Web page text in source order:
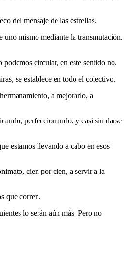
del mensaje de las estrellas.
uno mismo mediante la transmutación.
circular, en este sentido no.
se establece en todo el colectivo.
a mejorarlo, a
perfeccionando, y casi sin darse
estamos llevando a cabo en esos
cien por cien, a servir a la
que corren.
lo serán aún más. Pero no